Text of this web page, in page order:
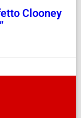
Clooney